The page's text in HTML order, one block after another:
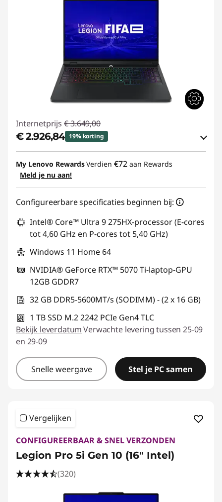
Internetprijs € 3.649,00
€ 2.926,84 19% korting
eCoupon-besparingen :-€ 722,16
eCoupon gebruiken :
My Lenovo RewardsVerdien €72 aan Rewards
Meld je nu aan!
Configureerbare specificaties beginnen bij:
Intel® Core™ Ultra 9 275HX-processor (E-cores
tot 4,60 GHz en P-cores tot 5,40 GHz)
Windows 11 Home 64
NVIDIA® GeForce RTX™ 5070 Ti-laptop-GPU
12GB GDDR7
32 GB DDR5-5600MT/s (SODIMM) - (2 x 16 GB)
1 TB SSD M.2 2242 PCIe Gen4 TLC
Bekijk leverdatumVerwachte levering tussen 25-09
en 29-09
Snelle weergave Stel je PC samen
Vergelijken
CONFIGUREERBAAR & SNEL VERZONDEN
Legion Pro 5i Gen 10 (16" Intel)
(320)